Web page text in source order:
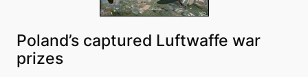
Poland’s captured Luftwaffe war
prizes